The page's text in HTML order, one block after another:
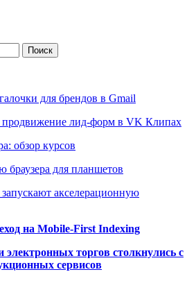
для брендов в Gmail
продвижение лид-форм в VK Клипах
обзор курсов
браузера для планшетов
акселерационную
на Mobile-First Indexing
электронных торгов столкнулись с
сервисов